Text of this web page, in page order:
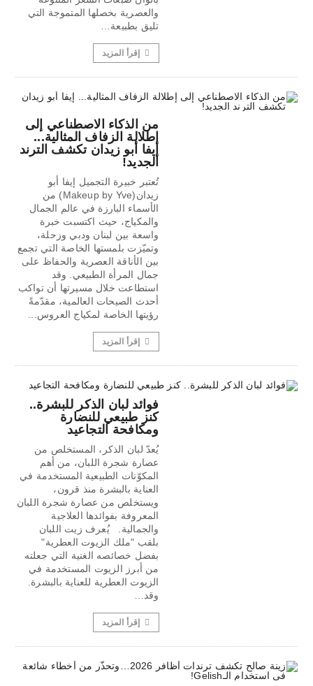
والعصرية بخصلها المتموجة التي
تليق بطبيعة…
إقرأ المزيد
من الذكاء الاصطناعي إلى
إطلالة الزفاف المثالية...
إيفا أبو زيدان تكشف الترند
الجديد!
تُعتبر خبيرة التجميل إيفا أبو
زيدان(Makeup by Yve) من
الأسماء البارزة في عالم الجمال
والمكياج، حيث اكتسبت خبرة
واسعة بين لبنان ودبي وزحلة،
وتميّزت بلمستها الخاصة التي تجمع
بين الأناقة العصرية والحفاظ على
جمال المرأة الطبيعي. وقد
استطاعت خلال مسيرتها أن تواكب
أحدث الصيحات العالمية، مقدّمةً
رؤيتها الخاصة لمكياج العروس…
إقرأ المزيد
فوائد لبان الذكر للبشرة..
كنز طبيعي للنضارة
ومكافحة التجاعيد
يُعدّ لبان الذكر، المستخلص من
عصارة شجرة اللبان، من أهم
المكوّنات الطبيعية المستخدمة في
العناية بالبشرة منذ قرون،
ويستخلص من عصارة شجرة اللبان
المعروفة بفوائدها العلاجية
والجمالية. يُعرف زيت اللبان
بلقب "ملك الزيوت العطرية"
بفضل خصائصه الغنية التي جعلته
من أبرز الزيوت المستخدمة في
الزيوت العطرية للعناية بالبشرة.
وقد…
إقرأ المزيد